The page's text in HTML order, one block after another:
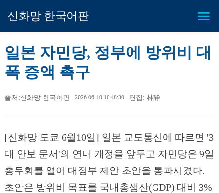
신화망 한국어판
일본 자민당, 정부에 방위비 대
폭 증액 촉구
출처:신화망 한국어판 2026-06-10 10:48:30 편집: 林静
[신화망 도쿄 6월10일] 일본 교도통신에 따르면 '3
대 안보 문서'의 연내 개정을 앞두고 자민당은 9일
총무회를 열어 대정부 제안 초안을 통과시켰다.
초안은 방위비 목표를 국내총생산(GDP) 대비 3%